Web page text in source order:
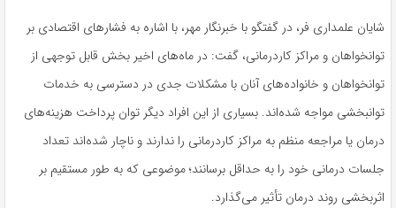
شایان علمداری فر، در گفتگو با خبرنگار مهر، با اشاره به فشارهای اقتصادی بر
توانخواهان و مراکز کاردرمانی، گفت: در ماه‌های اخیر بخش قابل توجهی از
توانخواهان و خانواده‌های آنان با مشکلات جدی در دسترسی به خدمات
توانبخشی مواجه شده‌اند. بسیاری از این افراد دیگر توان پرداخت هزینه‌های
درمان یا مراجعه منظم به مراکز کاردرمانی را ندارند و ناچار شده‌اند تعداد
جلسات درمانی خود را به حداقل برسانند؛ موضوعی که به طور مستقیم بر
اثربخشی روند درمان تأثیر می‌گذارد.